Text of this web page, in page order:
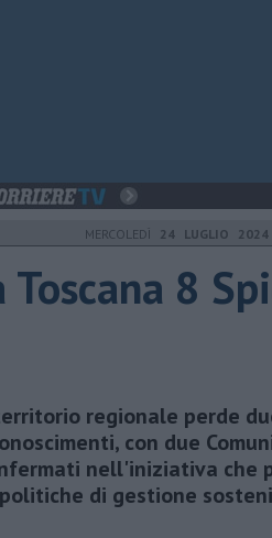
MERCOLEDÌ 24 LUGLIO 2024
8
regionale perde
con due
nell'iniziativa che
di gestione